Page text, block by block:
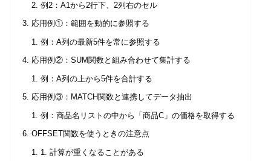
例2：A1から2行下、2列右のセル
応用例①：範囲を動的に参照する
例：A列の最新5件を常に参照する
応用例②：SUM関数と組み合わせて集計する
例：A列の上から5件を合計する
応用例③：MATCH関数と連携してデータ抽出
例：商品名リストの中から「商品C」の価格を取得する
OFFSET関数を使うときの注意点
1. 計算が重くなることがある